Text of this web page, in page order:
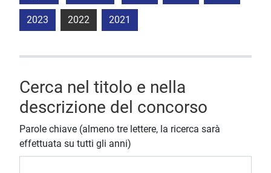
2023 2022 2021
Cerca nel titolo e nella
descrizione del concorso
Parole chiave (almeno tre lettere, la ricerca sarà
effettuata su tutti gli anni)